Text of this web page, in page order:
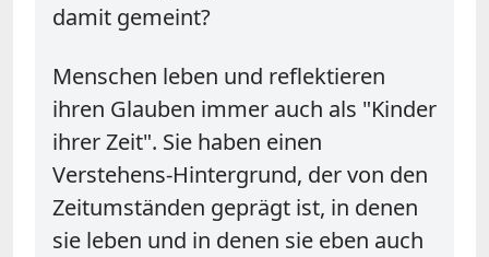
damit gemeint?
Menschen leben und reflektieren
ihren Glauben immer auch als "Kinder
ihrer Zeit". Sie haben einen
Verstehens-Hintergrund, der von den
Zeitumständen geprägt ist, in denen
sie leben und in denen sie eben auch